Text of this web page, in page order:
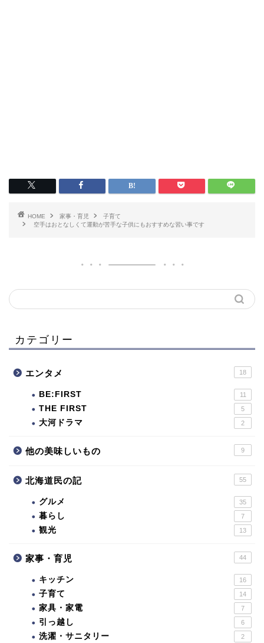
HOME 家事・育児
子育て
空手はおとなしくて運動が苦手な子供にもおすすめな習い事です
カテゴリー
エンタメ 18
BE:FIRST 11
THE FIRST 5
大河ドラマ 2
他の美味しいもの 9
北海道民の記 55
グルメ 35
暮らし 7
観光 13
家事・育児 44
キッチン 16
子育て 14
家具・家電 7
引っ越し 6
洗濯・サニタリー 2